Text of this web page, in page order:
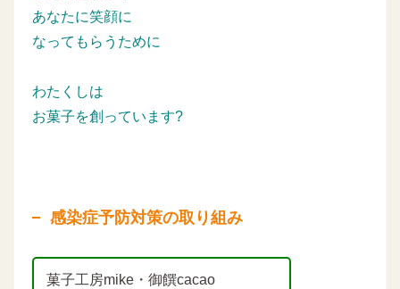
あなたに笑顔に
なってもらうために
わたくしは
お菓子を創っています?
感染症予防対策の取り組み
菓子工房mike・御饌cacao